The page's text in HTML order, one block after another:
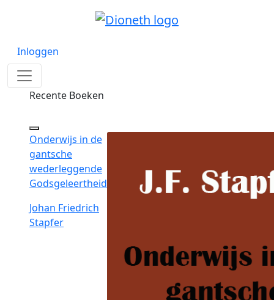
Inloggen
Recente Boeken
Onderwijs in de
gantsche
wederleggende
Godsgeleertheid
Johan Friedrich
Stapfer